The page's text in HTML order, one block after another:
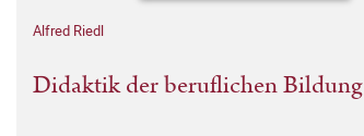
Alfred Riedl
Didaktik der beruflichen Bildung